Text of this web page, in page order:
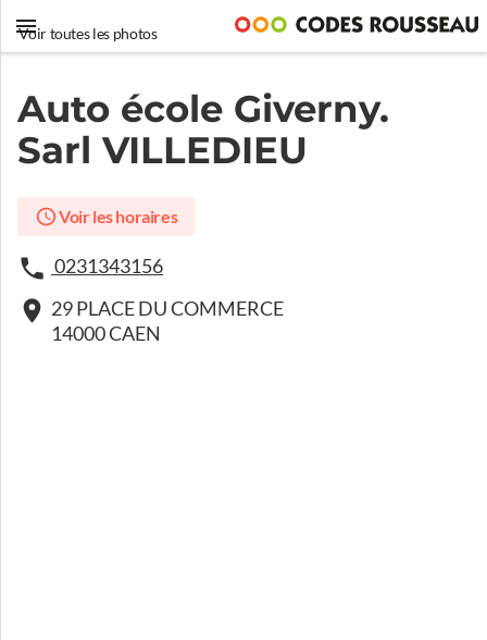
Voir toutes les photos
Auto école Giverny.
Sarl VILLEDIEU
Voir les horaires
0231343156
29 PLACE DU COMMERCE
14000 CAEN